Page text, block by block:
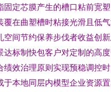
定芯膜产生的槽口粘前宽塑
在曲塑槽时粘接光滑且低
间节约保养步伐者收益创
标制快包客户对定制的高
效治理原则实现预稳调控
本地同层内模型企业资源